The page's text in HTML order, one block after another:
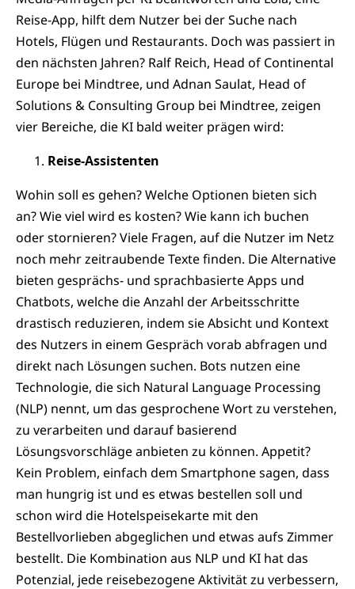
Reise-App, hilft dem Nutzer bei der Suche nach
Hotels, Flügen und Restaurants. Doch was passiert in
den nächsten Jahren? Ralf Reich, Head of Continental
Europe bei Mindtree, und Adnan Saulat, Head of
Solutions & Consulting Group bei Mindtree, zeigen
vier Bereiche, die KI bald weiter prägen wird:
Reise-Assistenten
Wohin soll es gehen? Welche Optionen bieten sich
an? Wie viel wird es kosten? Wie kann ich buchen
oder stornieren? Viele Fragen, auf die Nutzer im Netz
noch mehr zeitraubende Texte finden. Die Alternative
bieten gesprächs- und sprachbasierte Apps und
Chatbots, welche die Anzahl der Arbeitsschritte
drastisch reduzieren, indem sie Absicht und Kontext
des Nutzers in einem Gespräch vorab abfragen und
direkt nach Lösungen suchen. Bots nutzen eine
Technologie, die sich Natural Language Processing
(NLP) nennt, um das gesprochene Wort zu verstehen,
zu verarbeiten und darauf basierend
Lösungsvorschläge anbieten zu können. Appetit?
Kein Problem, einfach dem Smartphone sagen, dass
man hungrig ist und es etwas bestellen soll und
schon wird die Hotelspeisekarte mit den
Bestellvorlieben abgeglichen und etwas aufs Zimmer
bestellt. Die Kombination aus NLP und KI hat das
Potenzial, jede reisebezogene Aktivität zu verbessern,